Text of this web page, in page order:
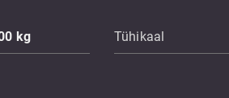
kg Tühikaal